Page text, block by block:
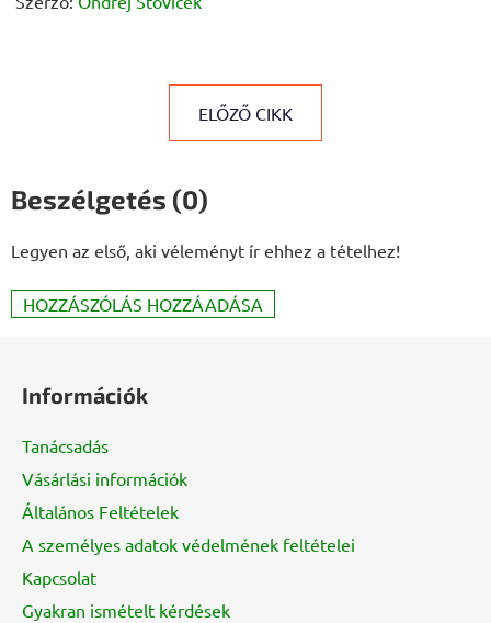
ELŐZŐ CIKK
Beszélgetés (0)
Legyen az első, aki véleményt ír ehhez a tételhez!
HOZZÁSZÓLÁS HOZZÁADÁSA
Információk
Tanácsadás
Vásárlási információk
Általános Feltételek
A személyes adatok védelmének feltételei
Kapcsolat
Gyakran ismételt kérdések